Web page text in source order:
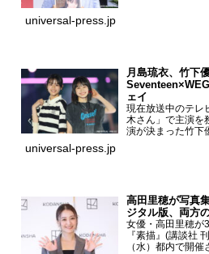
BOOKS
universal-press.jp
月島琉衣、竹下
ェイ
現在放送中のテレ
木さん」で主演を
演が決まった竹下
京・国立代々木
ァッション&音楽
universal-press.jp
高田里穂が写真
ジタル版、両方
女優・高田里穂が
『素描』(講談社
（水）都内で開